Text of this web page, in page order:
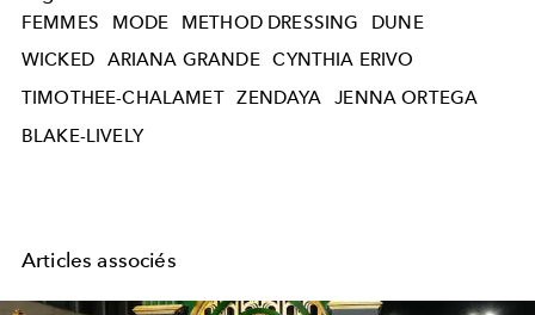
FEMMES MODE METHOD DRESSING
DUNE
WICKED
ARIANA GRANDE CYNTHIA ERIVO
TIMOTHEE-CHALAMET ZENDAYA
JENNA ORTEGA
BLAKE-LIVELY
Articles associés